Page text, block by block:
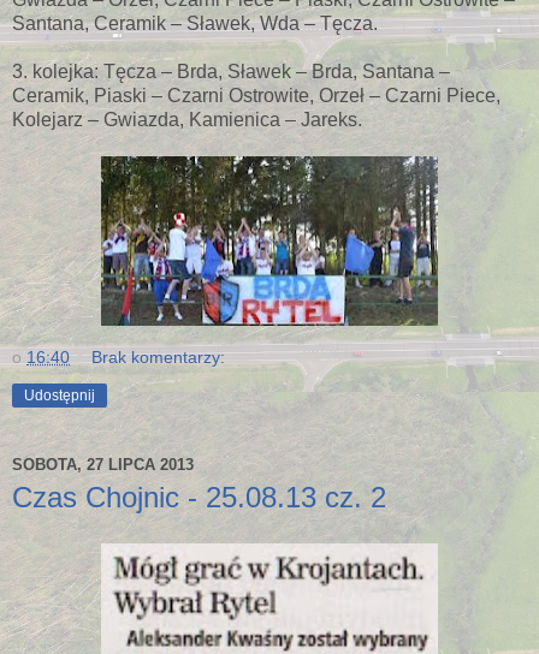
Santana, Ceramik – Sławek, Wda – Tęcza.
3. kolejka: Tęcza – Brda, Sławek – Brda, Santana –
Ceramik, Piaski – Czarni Ostrowite, Orzeł – Czarni Piece,
Kolejarz – Gwiazda, Kamienica – Jareks.
o 16:40 Brak komentarzy:
Udostępnij
SOBOTA, 27 LIPCA 2013
Czas Chojnic - 25.08.13 cz. 2